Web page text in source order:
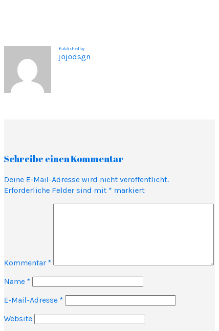
Published by
jojodsgn
Schreibe einen Kommentar
Deine E-Mail-Adresse wird nicht veröffentlicht.
Erforderliche Felder sind mit * markiert
Kommentar *
Name *
E-Mail-Adresse *
Website